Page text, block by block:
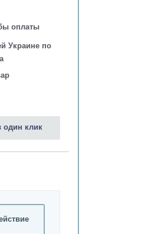
оплаты
Украине по
один клик